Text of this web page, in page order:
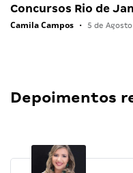
Concursos Rio de
Camila Campos • 5 de Agosto
Depoimentos